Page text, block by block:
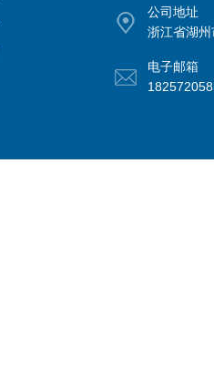
公司地址
浙江省湖
电子邮箱